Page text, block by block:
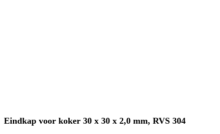
Eindkap voor koker 30 x 30 x 2,0 mm, RVS 304